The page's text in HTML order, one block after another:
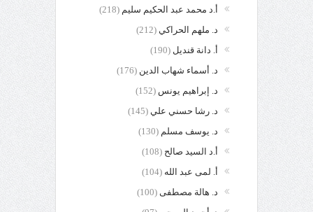
أ.د محمد عبد الحكيم سليم (218)
د. ملهم الحراكي (212)
أ. دانة قنديل (190)
د. أسماء شهاب الدين (176)
د. إبراهيم يونس (152)
د. رشا حسني علي (145)
د. يوسف مسلم (130)
أ.د السيد صالح (108)
أ. لمى عبد الله (104)
د. هالة مصطفى (100)